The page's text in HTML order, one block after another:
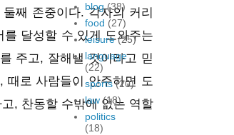
째 존중이다. 각자의 커리
달성할 수 있게 도와주는
주고, 잘해낼 것이라고 믿
때로 사람들이 안주하면 도
, 찬동할 수밖에 없는 역할
blog (38)
food (27)
leisure (25)
language
(22)
sports (20)
law (18)
politics
(18)